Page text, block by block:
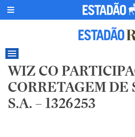
WIZ CO
CORRETAGEM DE
S.A. – 1326253